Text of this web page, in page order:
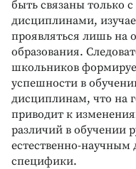
быть связаны только
дисциплинами,
проявляться лишь на
образования.
школьников
успешности в
дисциплинам, что на
приводит к
различий в обучении
естественно-научным
специфики.